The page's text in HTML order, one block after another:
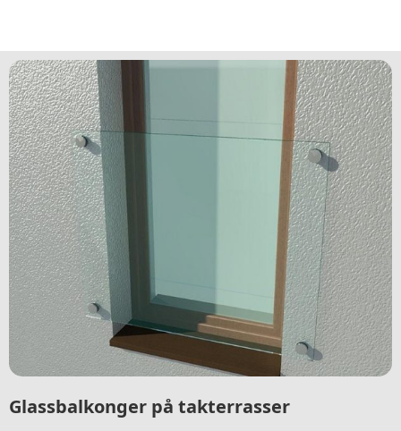
Glassbalkonger på takterrasser